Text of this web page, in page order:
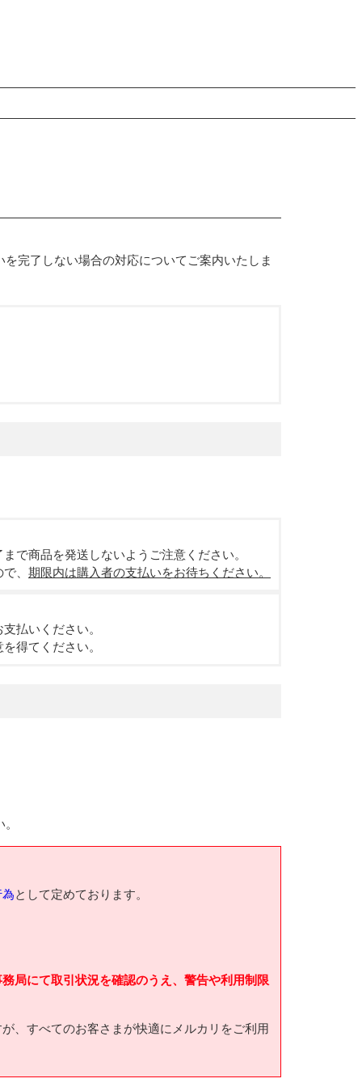
完了しない場合の対応についてご案内いたしま
で商品を発送しないようご注意ください。
、 期限内は購入者の支払いをお待ちください。
払いください。
得てください。
として定めております。
局にて取引状況を確認のうえ、警告や利用制限
、すべてのお客さまが快適にメルカリをご利用